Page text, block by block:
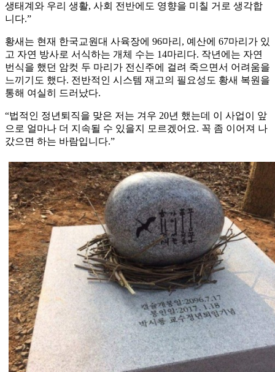
생태계와 우리 생활, 사회 전반에도 영향을 미칠 거로 생각합
니다.”
황새는 현재 한국교원대 사육장에 96마리, 예산에 67마리가 있
고 자연 방사로 서식하는 개체 수는 14마리다. 작년에는 자연
번식을 했던 암컷 두 마리가 전신주에 걸려 죽으면서 어려움을
느끼기도 했다. 전반적인 시스템 재고의 필요성도 황새 복원을
통해 여실히 드러났다.
“법적인 정년퇴직을 맞은 저는 겨우 20년 했는데 이 사업이 앞
으로 얼마나 더 지속될 수 있을지 모르겠어요. 꼭 좀 이어져 나
갔으면 하는 바람입니다.”